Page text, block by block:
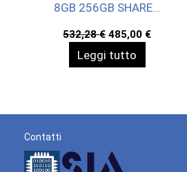
8GB 256GB SHARED
532,28€ Il
prezzo
originale
era:
485,00 €Il
prezzo
Leggi tutto
Contatti